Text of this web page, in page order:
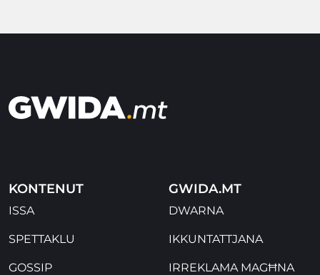
KONTENUT
ISSA
SPETTAKLU
GOSSIP
GWIDA.MT
DWARNA
IKKUNTATTJANA
IRREKLAMA MAGĦNA